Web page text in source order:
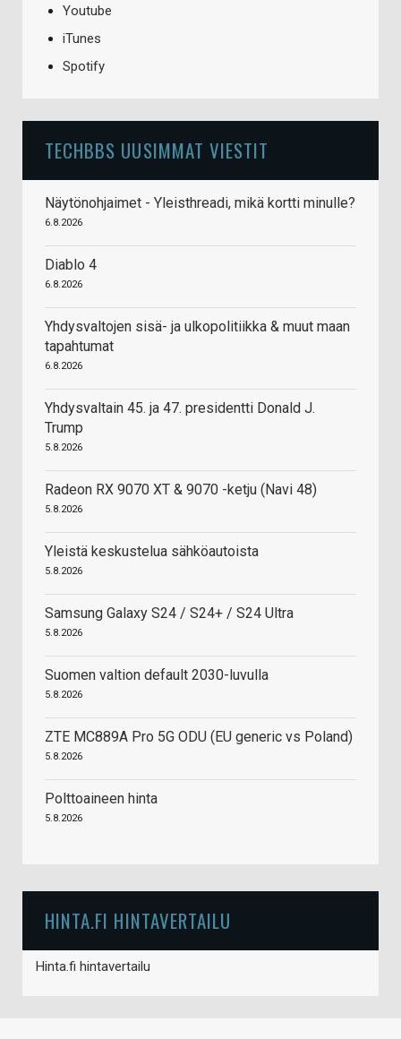
Youtube
iTunes
Spotify
TECHBBS UUSIMMAT VIESTIT
Näytönohjaimet - Yleisthreadi, mikä kortti minulle?
6.8.2026
Diablo 4
6.8.2026
Yhdysvaltojen sisä- ja ulkopolitiikka & muut maan
tapahtumat
6.8.2026
Yhdysvaltain 45. ja 47. presidentti Donald J.
Trump
5.8.2026
Radeon RX 9070 XT & 9070 -ketju (Navi 48)
5.8.2026
Yleistä keskustelua sähköautoista
5.8.2026
Samsung Galaxy S24 / S24+ / S24 Ultra
5.8.2026
Suomen valtion default 2030-luvulla
5.8.2026
ZTE MC889A Pro 5G ODU (EU generic vs Poland)
5.8.2026
Polttoaineen hinta
5.8.2026
HINTA.FI HINTAVERTAILU
Hinta.fi hintavertailu